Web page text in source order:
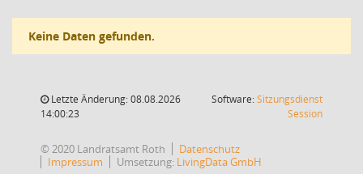
Keine Daten gefunden.
Letzte Änderung: 08.08.2026
14:00:23
Software:Sitzungsdienst
Session(Wird in
© 2020 Landratsamt Roth
Datenschutz
Impressum
Umsetzung: LivingData GmbH